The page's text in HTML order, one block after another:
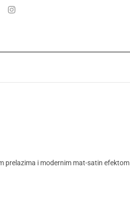
prelazima i modernim mat-satin efektom